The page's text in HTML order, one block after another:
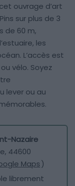
ouvrage d’art
sur plus de 3
de 60 m,
les
L’accès est
vélo. Soyez
lever ou au
Nazaire
44600
Maps)
librement